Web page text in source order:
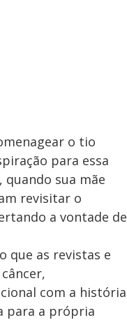
o tio
para essa
sua mãe
revisitar o
a vontade de
que as revistas e
com a história
para a própria